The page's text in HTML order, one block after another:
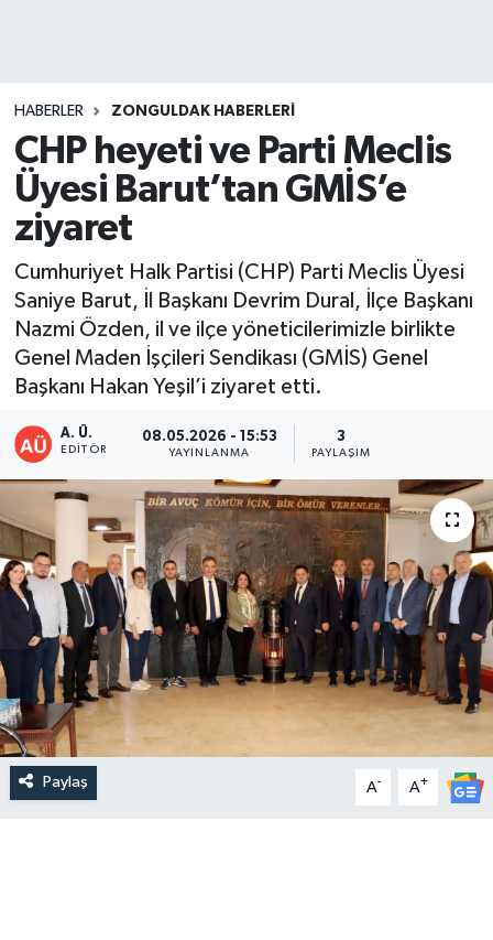
HABERLER ZONGULDAK HABERLERI
CHP heyeti ve Parti Meclis
Üyesi Barut’tan GMİS’e
ziyaret
Cumhuriyet Halk Partisi (CHP) Parti Meclis Üyesi
Saniye Barut, İl Başkanı Devrim Dural, İlçe Başkanı
Nazmi Özden, il ve ilçe yöneticilerimizle birlikte
Genel Maden İşçileri Sendikası (GMİS) Genel
Başkanı Hakan Yeşil’i ziyaret etti.
A. Ü.
EDITÖR
08.05.2026 - 15:53
YAYINLANMA
3
PAYLAŞIM
Paylaş A- A+
EREĞLİ
GÖKÇEBEY
KARABÜK
KASTAMONU